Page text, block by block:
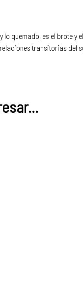
quemado, es el brote y
transitorias del